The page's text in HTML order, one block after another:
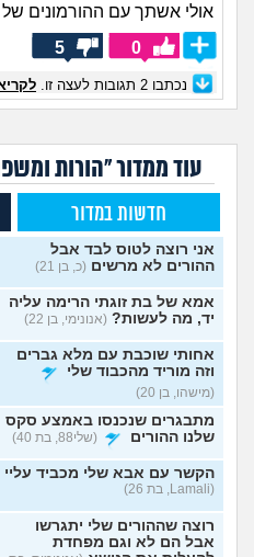
אולי אשתך עם ההורמונים של
0
5
נכתבו 2 תגובות לעצה זו.
עוד ממדור "הורות
חדשות במדור
אני רוצה לטוס לבד אבל
ההורים לא מרשים (כ, בן 21)
אמא של בת זוגתי הרימה עליה
יד, מה לעשות? (אנונימי, בן 22)
אחותי שוכבת עם מלא גברים
וזה מוריד מהכבוד שלי
(מישהו, בן 20)
מתבגרים שנכנסו באמצע סקס
שלנו ההורים
(שלי88, בת 40)
הקשר עם אבא שלי מכביד עליי
(Lamali, בת 26)
רוצה שההורים שלי יתגרשו
אבל הם לא וגם מפחדת